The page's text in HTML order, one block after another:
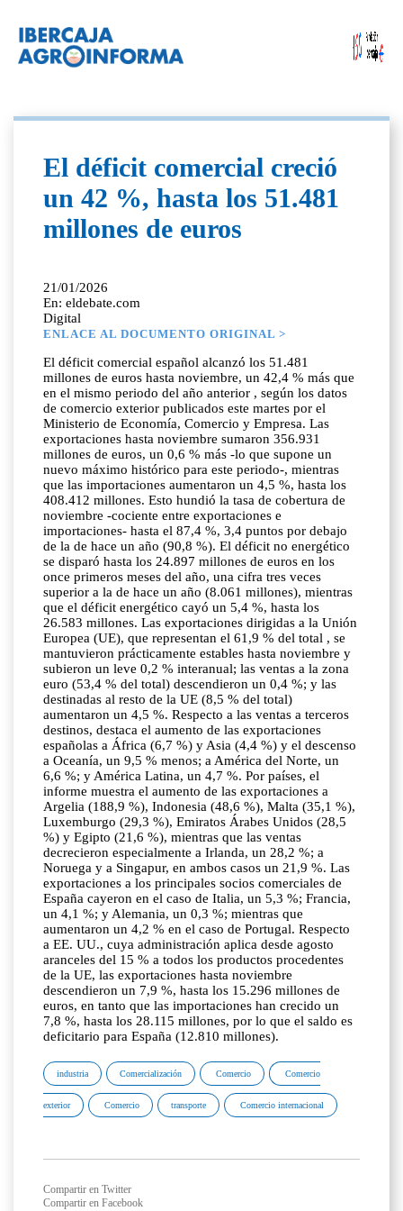
El déficit comercial creció
un 42 %, hasta los 51.481
millones de euros
21/01/2026
En: eldebate.com
Digital
ENLACE AL DOCUMENTO ORIGINAL >
El déficit comercial español alcanzó los 51.481
millones de euros hasta noviembre, un 42,4 % más que
en el mismo periodo del año anterior , según los datos
de comercio exterior publicados este martes por el
Ministerio de Economía, Comercio y Empresa. Las
exportaciones hasta noviembre sumaron 356.931
millones de euros, un 0,6 % más -lo que supone un
nuevo máximo histórico para este periodo-, mientras
que las importaciones aumentaron un 4,5 %, hasta los
408.412 millones. Esto hundió la tasa de cobertura de
noviembre -cociente entre exportaciones e
importaciones- hasta el 87,4 %, 3,4 puntos por debajo
de la de hace un año (90,8 %). El déficit no energético
se disparó hasta los 24.897 millones de euros en los
once primeros meses del año, una cifra tres veces
superior a la de hace un año (8.061 millones), mientras
que el déficit energético cayó un 5,4 %, hasta los
26.583 millones. Las exportaciones dirigidas a la Unión
Europea (UE), que representan el 61,9 % del total , se
mantuvieron prácticamente estables hasta noviembre y
subieron un leve 0,2 % interanual; las ventas a la zona
euro (53,4 % del total) descendieron un 0,4 %; y las
destinadas al resto de la UE (8,5 % del total)
aumentaron un 4,5 %. Respecto a las ventas a terceros
destinos, destaca el aumento de las exportaciones
españolas a África (6,7 %) y Asia (4,4 %) y el descenso
a Oceanía, un 9,5 % menos; a América del Norte, un
6,6 %; y América Latina, un 4,7 %. Por países, el
informe muestra el aumento de las exportaciones a
Argelia (188,9 %), Indonesia (48,6 %), Malta (35,1 %),
Luxemburgo (29,3 %), Emiratos Árabes Unidos (28,5
%) y Egipto (21,6 %), mientras que las ventas
decrecieron especialmente a Irlanda, un 28,2 %; a
Noruega y a Singapur, en ambos casos un 21,9 %. Las
exportaciones a los principales socios comerciales de
España cayeron en el caso de Italia, un 5,3 %; Francia,
un 4,1 %; y Alemania, un 0,3 %; mientras que
aumentaron un 4,2 % en el caso de Portugal. Respecto
a EE. UU., cuya administración aplica desde agosto
aranceles del 15 % a todos los productos procedentes
de la UE, las exportaciones hasta noviembre
descendieron un 7,9 %, hasta los 15.296 millones de
euros, en tanto que las importaciones han crecido un
7,8 %, hasta los 28.115 millones, por lo que el saldo es
deficitario para España (12.810 millones).
industria Comercialización Comercio Comercio
exterior Comercio transporte Comercio internacional
Compartir en Twitter
Compartir en Facebook